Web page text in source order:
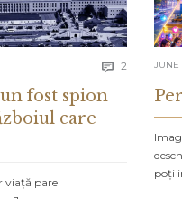
 2
fost spion
care
viață pare
JUNE
poți